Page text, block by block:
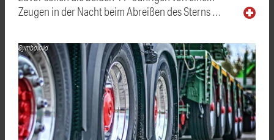
Zeugen in der Nacht beim Abreißen des Sterns …
Symbolbild